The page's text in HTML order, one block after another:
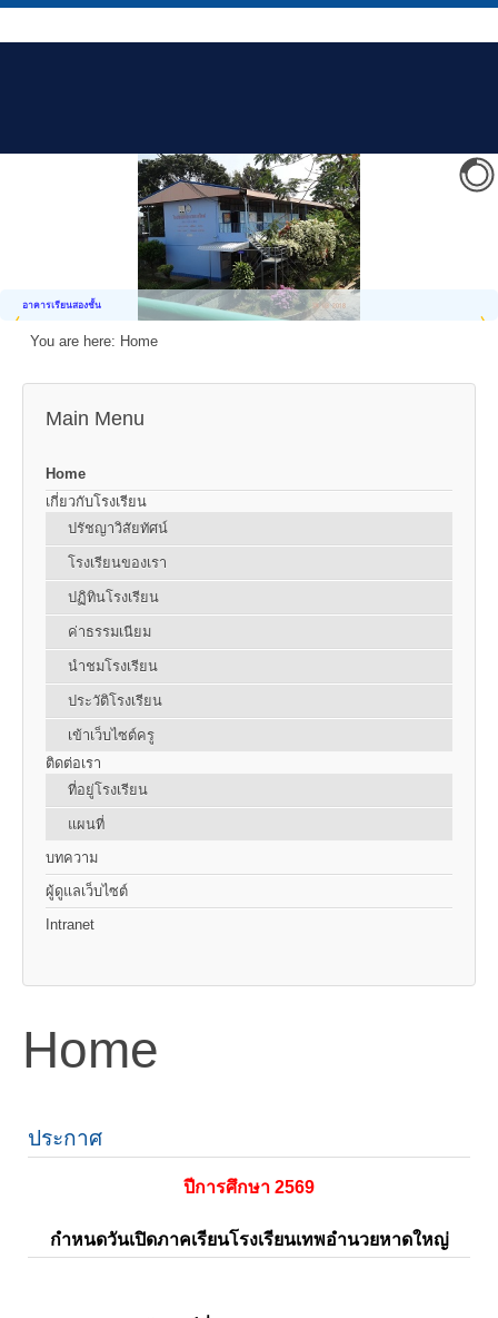
อาคารเรียนสองชั้น
You are here: Home
Main Menu
Home
เกี่ยวกับโรงเรียน
ปรัชญาวิสัยทัศน์
โรงเรียนของเรา
ปฏิทินโรงเรียน
ค่าธรรมเนียม
นำชมโรงเรียน
ประวัติโรงเรียน
เข้าเว็บไซต์ครู
ติดต่อเรา
ที่อยู่โรงเรียน
แผนที่
บทความ
ผู้ดูแลเว็บไซต์
Intranet
Home
ประกาศ
ปีการศึกษา 2569
กำหนดวันเปิดภาคเรียนโรงเรียนเทพอำนวยหาดใหญ่